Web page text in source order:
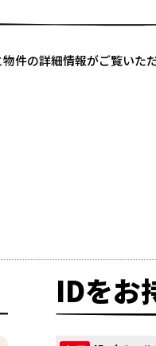
件の詳細情報がご覧いただ
IDをお